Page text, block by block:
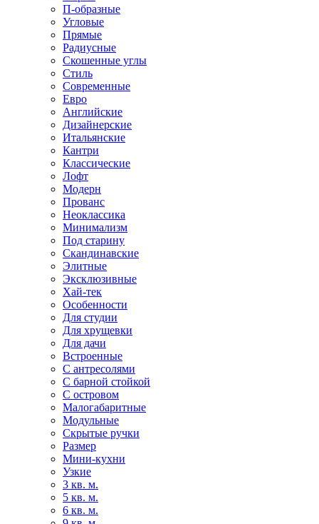
П-образные
Угловые
Прямые
Радиусные
Скошенные углы
Стиль
Современные
Евро
Английские
Дизайнерские
Итальянские
Кантри
Классические
Лофт
Модерн
Прованс
Неоклассика
Минимализм
Под старину
Скандинавские
Элитные
Эксклюзивные
Хай-тек
Особенности
Для студии
Для хрущевки
Для дачи
Встроенные
С антресолями
С барной стойкой
С островом
Малогабаритные
Модульные
Скрытые ручки
Размер
Мини-кухни
Узкие
3 кв. м.
5 кв. м.
6 кв. м.